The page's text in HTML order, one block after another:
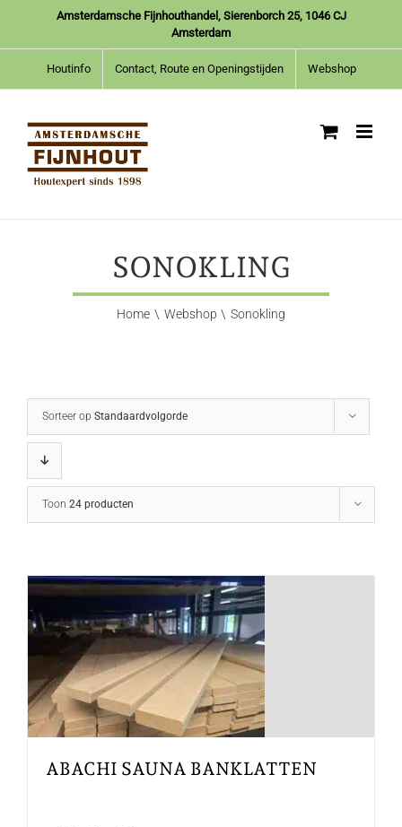
inhoud
Amsterdamsche Fijnhouthandel, Sierenborch 25, 1046 CJ
Amsterdam
Houtinfo Contact, Route en Openingstijden Webshop
SONOKLING
Home Webshop Sonokling
Sorteer op Standaardvolgorde
Toon 24 producten
ABACHI SAUNA BANKLATTEN